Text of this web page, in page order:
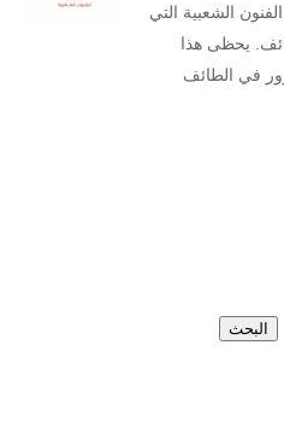
الشعبية التي
يحظى هذا
في الطائف
البحث